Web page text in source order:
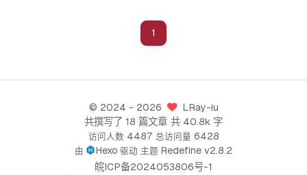
1
© 2024 - 2026
LRay-iu
共撰写了 18 篇文章 共 40.8k 字
访问人数 4487 总访问量 6428
由 Hexo 驱动 主题 Redefine v2.8.2
皖ICP备2024053806号-1